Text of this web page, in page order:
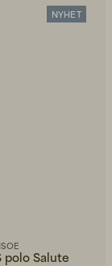
NYHET
polo Salute